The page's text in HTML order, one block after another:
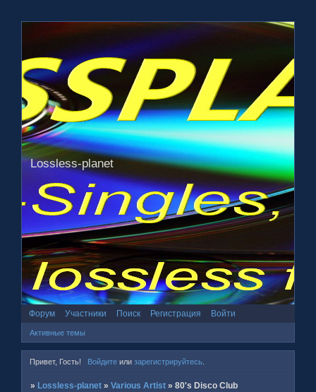
Lossless-planet
Форум Участники Поиск Регистрация Войти
Активные темы
Привет, Гость! Войдитеили зарегистрируйтесь.
» Lossless-planet »Various Artist »80's Disco Club